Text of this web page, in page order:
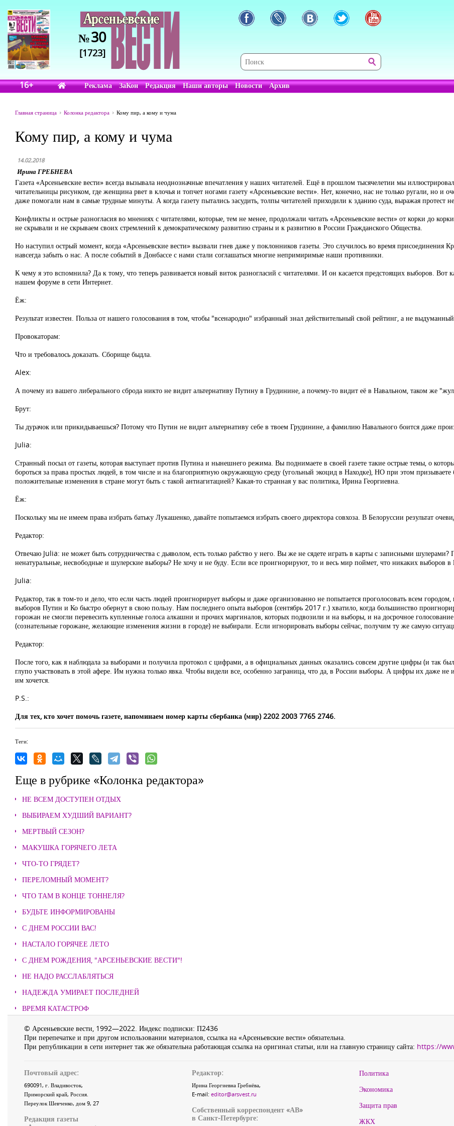
№30
[1723]
16+ Реклама ЗаКон Редакция Наши авторы Новости Архив
Главная страница Колонка редактора Кому пир, а кому и чума
Кому пир, а кому и чума
14.02.2018
Ирина ГРЕБНЕВА
Газета «Арсеньевские вести» всегда вызывала неоднозначные впечатления у наших читателей. Ещё в прошлом тысячелетии мы
читательницы рисунком, где женщина рвет в клочья и топчет ногами газету «Арсеньевские вести». Нет, конечно, нас не только ругали, но и
даже помогали нам в самые трудные минуты. А когда газету пытались засудить, толпы читателей приходили к зданию суда, выражая протест
Конфликты и острые разногласия во мнениях с читателями, которые, тем не менее, продолжали читать «Арсеньевские вести» от корки до
не скрывали и не скрываем своих стремлений к демократическому развитию страны и к развитию в России Гражданского Общества.
Но наступил острый момент, когда «Арсеньевские вести» вызвали гнев даже у поклонников газеты. Это случилось во время присоединения
навсегда забыть о нас. А после событий в Донбассе с нами стали соглашаться многие непримиримые наши противники.
К чему я это вспомнила? Да к тому, что теперь развивается новый виток разногласий с читателями. И он касается предстоящих выборов. Вот
нашем форуме в сети Интернет.
Ёж:
Результат известен. Польза от нашего голосования в том, чтобы "всенародно" избранный знал действительный свой рейтинг, а не
Провокаторам:
Что и требовалось доказать. Сборище быдла.
Alex:
А почему из вашего либерального сброда никто не видит альтернативу Путину в Грудинине, а почему-то видит её в Навальном, таком же
Брут:
Ты дурачок или прикидываешься? Потому что Путин не видит альтернативу себе в твоем Грудинине, а фамилию Навального боится даже
Julia:
Странный посыл от газеты, которая выступает против Путина и нынешнего режима. Вы поднимаете в своей газете такие острые темы, о
бороться за права простых людей, в том числе и на благоприятную окружающую среду (угольный экоцид в Находке), НО при этом
положительные изменения в стране могут быть с такой антиагитацией? Какая-то странная у вас политика, Ирина Георгиевна.
Ёж:
Поскольку мы не имеем права избрать батьку Лукашенко, давайте попытаемся избрать своего директора совхоза. В Белоруссии результат
Редактор:
Отвечаю Julia: не может быть сотрудничества с дьяволом, есть только рабство у него. Вы же не сядете играть в карты с записными
ненатуральные, несвободные и шулерские выборы? Не хочу и не буду. Если все проигнорируют, то и весь мир поймет, что никаких выборов
Julia:
Редактор, так в том-то и дело, что если часть людей проигнорирует выборы и даже организованно не попытается проголосовать всем городом,
выборов Путин и Ко быстро обернут в свою пользу. Нам последнего опыта выборов (сентябрь 2017 г.) хватило, когда большинство
горожан не смогли перевесить купленные голоса алкашни и прочих маргиналов, которых подвозили и на выборы, и на досрочное
(сознательные горожане, желающие изменения жизни в городе) не выбирали. Если игнорировать выборы сейчас, получим ту же самую
Редактор:
После того, как я наблюдала за выборами и получила протокол с цифрами, а в официальных данных оказались совсем другие цифры (и так
глупо участвовать в этой афере. Им нужна только явка. Чтобы видели все, особенно заграница, что да, в России выборы. А цифры их даже
им хочется.
P.S.:
Для тех, кто хочет помочь газете, напоминаем номер карты сбербанка (мир) 2202 2003 7765 2746.
Теги:
Еще в рубрике «Колонка редактора»
НЕ ВСЕМ ДОСТУПЕН ОТДЫХ
ВЫБИРАЕМ ХУДШИЙ ВАРИАНТ?
МЕРТВЫЙ СЕЗОН?
МАКУШКА ГОРЯЧЕГО ЛЕТА
ЧТО-ТО ГРЯДЕТ?
ПЕРЕЛОМНЫЙ МОМЕНТ?
ЧТО ТАМ В КОНЦЕ ТОННЕЛЯ?
БУДЬТЕ ИНФОРМИРОВАНЫ
С ДНЕМ РОССИИ ВАС!
НАСТАЛО ГОРЯЧЕЕ ЛЕТО
С ДНЕМ РОЖДЕНИЯ, "АРСЕНЬЕВСКИЕ ВЕСТИ"!
НЕ НАДО РАССЛАБЛЯТЬСЯ
НАДЕЖДА УМИРАЕТ ПОСЛЕДНЕЙ
ВРЕМЯ КАТАСТРОФ
© Арсеньевские вести, 1992—2022. Индекс подписки: П2436
При перепечатке и при другом использовании материалов, ссылка на «Арсеньевские вести» обязательна.
При републикации в сети интернет так же обязательна работающая ссылка на оригинал статьи, или на главную страницу сайта: https://
Почтовый адрес:
690091, г. Владивосток,
Приморский край, Россия.
Переулок Шевченко, дом 9, 27
Редакция газеты
Редактор:
Ирина Георгиевна Гребнёва,
E-mail: editor@arsvest.ru
Собственный корреспондент «АВ»
в Санкт-Петербурге:
Политика
Экономика
Защита прав
ЖКХ